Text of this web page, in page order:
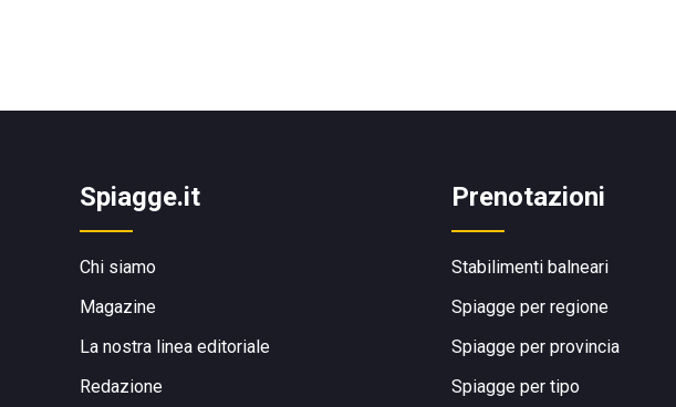
Spiagge.it
Chi siamo
Magazine
La nostra linea editoriale
Redazione
Prenotazioni
Stabilimenti balneari
Spiagge per regione
Spiagge per provincia
Spiagge per tipo